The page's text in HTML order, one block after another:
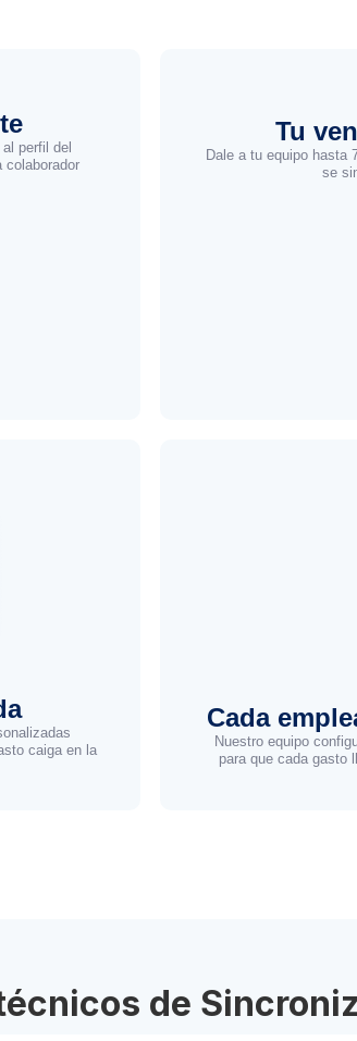
perfil del
colaborador
Tu
Dale a tu equipo hasta
se
caiga en la
Cada
Nuestro equipo
para que cada gasto
de